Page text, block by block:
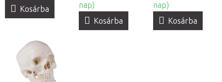
Kosárba
nap)
Kosárba
nap)
Kosárba